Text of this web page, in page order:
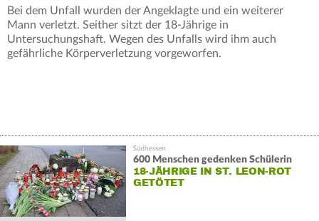
Bei dem Unfall wurden der Angeklagte und ein weiterer
Mann verletzt. Seither sitzt der 18-Jährige in
Untersuchungshaft. Wegen des Unfalls wird ihm auch
gefährliche Körperverletzung vorgeworfen.
600 Menschen gedenken Schülerin
18-JÄHRIGE IN ST. LEON-ROT
GETÖTET